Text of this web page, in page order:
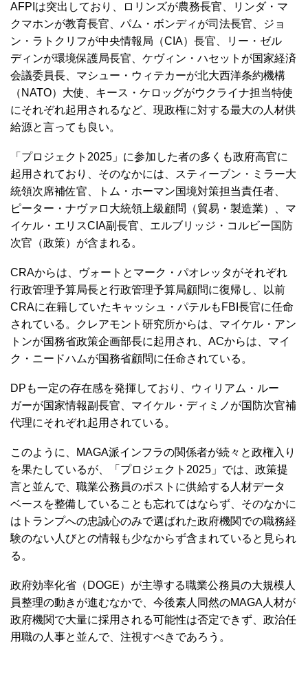
AFPIは突出しており、ロリンズが農務長官、リンダ・マ
クマホンが教育長官、パム・ボンディが司法長官、ジョ
ン・ラトクリフが中央情報局（CIA）長官、リー・ゼル
ディンが環境保護局長官、ケヴィン・ハセットが国家経済
会議委員長、マシュー・ウィテカーが北大西洋条約機構
（NATO）大使、キース・ケロッグがウクライナ担当特使
にそれぞれ起用されるなど、現政権に対する最大の人材供
給源と言っても良い。
「プロジェクト2025」に参加した者の多くも政府高官に
起用されており、そのなかには、スティーブン・ミラー大
統領次席補佐官、トム・ホーマン国境対策担当責任者、
ピーター・ナヴァロ大統領上級顧問（貿易・製造業）、マ
イケル・エリスCIA副長官、エルブリッジ・コルビー国防
次官（政策）が含まれる。
CRAからは、ヴォートとマーク・パオレッタがそれぞれ
行政管理予算局長と行政管理予算局顧問に復帰し、以前
CRAに在籍していたキャッシュ・パテルもFBI長官に任命
されている。クレアモント研究所からは、マイケル・アン
トンが国務省政策企画部長に起用され、ACからは、マイ
ク・ニードハムが国務省顧問に任命されている。
DPも一定の存在感を発揮しており、ウィリアム・ルー
ガーが国家情報副長官、マイケル・ディミノが国防次官補
代理にそれぞれ起用されている。
このように、MAGA派インフラの関係者が続々と政権入り
を果たしているが、「プロジェクト2025」では、政策提
言と並んで、職業公務員のポストに供給する人材データ
ベースを整備していることも忘れてはならず、そのなかに
はトランプへの忠誠心のみで選ばれた政府機関での職務経
験のない人びとの情報も少なからず含まれていると見られ
る。
政府効率化省（DOGE）が主導する職業公務員の大規模人
員整理の動きが進むなかで、今後素人同然のMAGA人材が
政府機関で大量に採用される可能性は否定できず、政治任
用職の人事と並んで、注視すべきであろう。